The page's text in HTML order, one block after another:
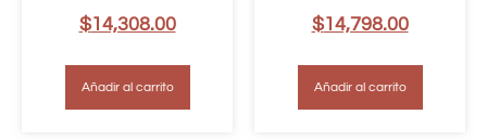
$14,308.00
Añadir al carrito
$14,798.00
Añadir al carrito